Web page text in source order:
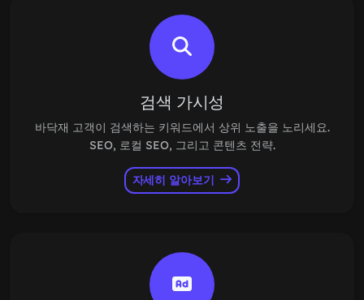
검색 가시성
바닥재 고객이 검색하는 키워드에서 상위 노출을 노리세요.
SEO, 로컬 SEO, 그리고 콘텐츠 전략.
자세히 알아보기